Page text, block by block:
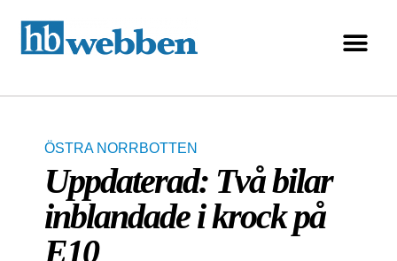
ÖSTRA NORRBOTTEN
Uppdaterad: Två bilar
inblandade i krock på
E10